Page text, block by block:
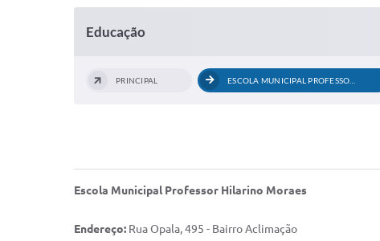
Educação
PRINCIPAL
Escola Municipal Professor Hilarino Moraes
Endereço: Rua Opala, 495 - Bairro Aclimação